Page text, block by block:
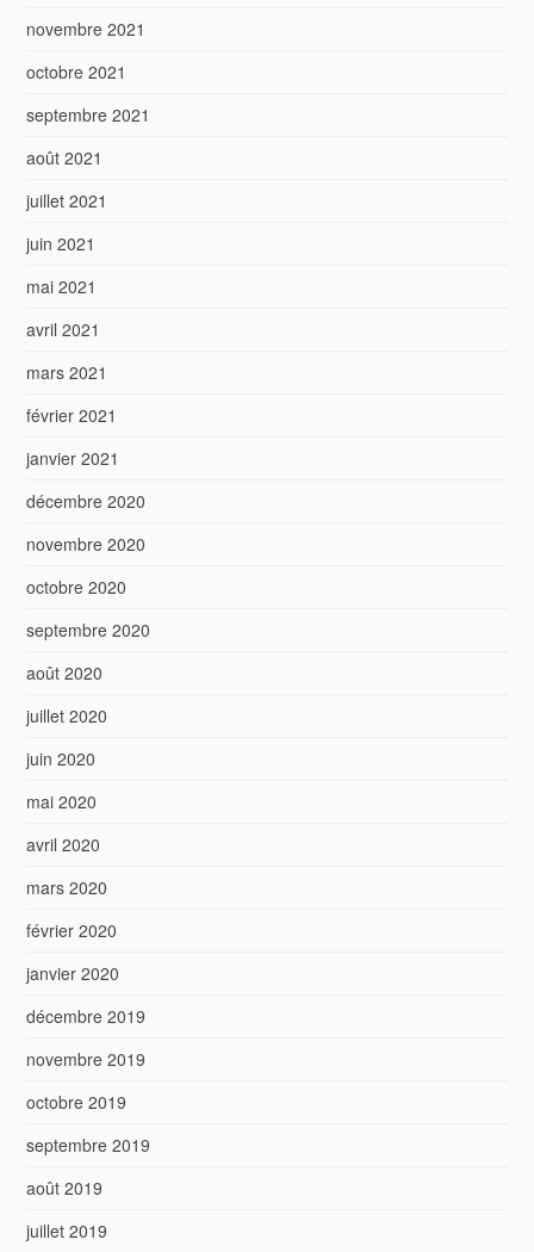
novembre 2021
octobre 2021
septembre 2021
août 2021
juillet 2021
juin 2021
mai 2021
avril 2021
mars 2021
février 2021
janvier 2021
décembre 2020
novembre 2020
octobre 2020
septembre 2020
août 2020
juillet 2020
juin 2020
mai 2020
avril 2020
mars 2020
février 2020
janvier 2020
décembre 2019
novembre 2019
octobre 2019
septembre 2019
août 2019
juillet 2019